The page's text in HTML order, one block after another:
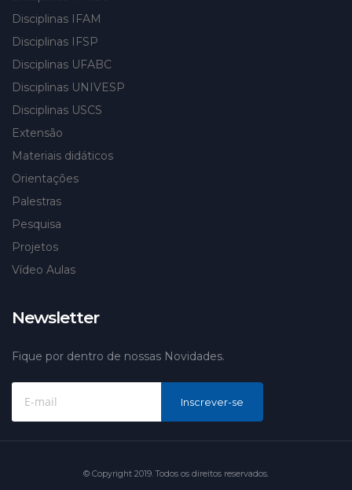
Disciplinas IFAM
Disciplinas IFSP
Disciplinas UFABC
Disciplinas UNIVESP
Disciplinas USCS
Extensão
Materiais didáticos
Orientações
Palestras
Pesquisa
Projetos
Vídeo Aulas
Newsletter
Fique por dentro de nossas Novidades.
Inscrever-se
© Copyright 2019. Todos os direitos reservados.